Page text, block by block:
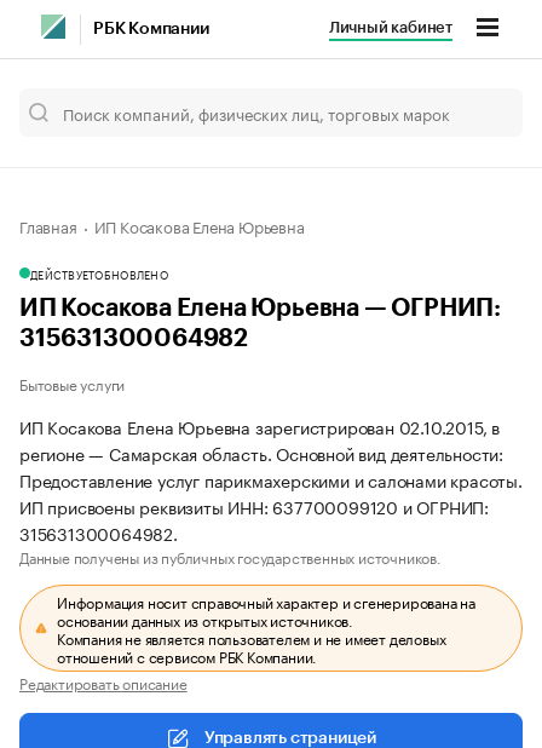
РБК Компании Личный кабинет
Главная ИП Косакова Елена Юрьевна
ДЕЙСТВУЕТОБНОВЛЕНО
ИП Косакова Елена Юрьевна — ОГРНИП:
315631300064982
Бытовые услуги
ИП Косакова Елена Юрьевна зарегистрирован 02.10.2015, в
регионе — Самарская область. Основной вид деятельности:
Предоставление услуг парикмахерскими и салонами красоты.
ИП присвоены реквизиты ИНН: 637700099120 и ОГРНИП:
315631300064982.
Данные получены из публичных государственных источников.
Информация носит справочный характер и сгенерирована на
основании данных из открытых источников.
Компания не является пользователем и не имеет деловых
отношений с сервисом РБК Компании.
Редактировать описание
Управлять страницей